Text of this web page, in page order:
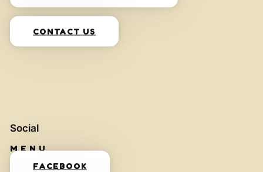
CONTACT US
Social
FACEBOOK